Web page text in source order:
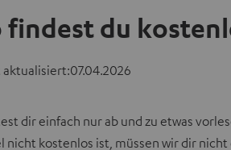
findest du
07.04.2026
dir einfach nur ab und zu etwas
nicht kostenlos ist, müssen wir dir